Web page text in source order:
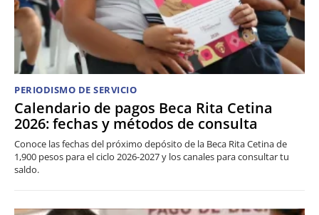
PERIODISMO DE SERVICIO
Calendario de pagos Beca Rita Cetina
2026: fechas y métodos de consulta
Conoce las fechas del próximo depósito de la Beca Rita Cetina de
1,900 pesos para el ciclo 2026-2027 y los canales para consultar tu
saldo.